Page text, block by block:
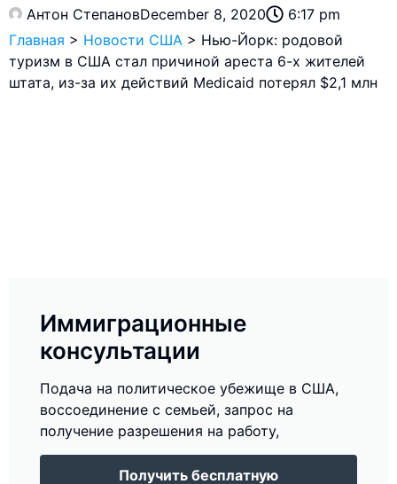
Антон СтепановDecember 8, 2020
6:17 pm
Главная > Новости США > Нью-Йорк: родовой
туризм в США стал причиной ареста 6-х жителей
штата, из-за их действий Medicaid потерял $2,1 млн
Иммиграционные
консультации
Подача на политическое убежище в США,
воссоединение с семьей, запрос на
получение разрешения на работу,
Получить бесплатную